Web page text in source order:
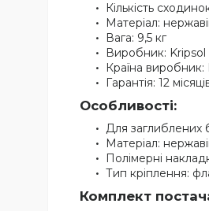
Кількість
Матеріал:
Вага: 9,5 кг
Виробник: Kripsol
Країна виробник:
Гарантія: 12
Особливості:
Для заглиблених
Матеріал:
Полімерні
Тип кріплення:
Комплект